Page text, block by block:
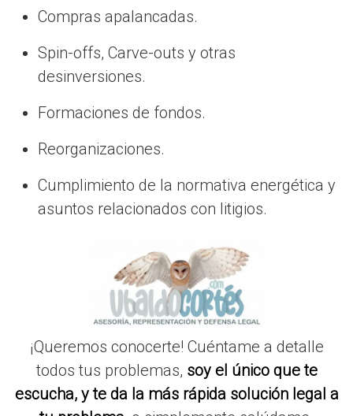
Compras apalancadas.
Spin-offs, Carve-outs y otras
desinversiones.
Formaciones de fondos.
Reorganizaciones.
Cumplimiento de la normativa energética y
asuntos relacionados con litigios.
¡Queremos conocerte! Cuéntame a detalle
todos tus problemas, soy el único que te
escucha, y te da la más rápida solución legal a